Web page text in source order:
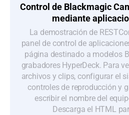
Control de Blackmagic
mediante
La demostración de
panel de control de
página destinado a modelos
grabadores HyperDeck. Para
archivos y clips, configurar el
controles de reproducción y
escribir el nombre del
Descarga el HTML